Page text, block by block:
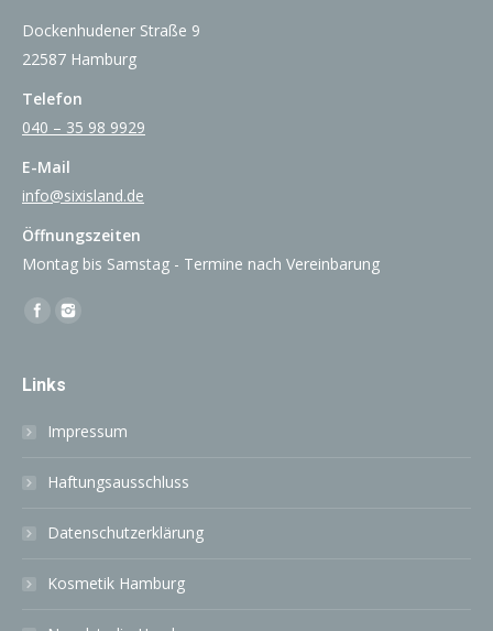
Dockenhudener Straße 9
22587 Hamburg
Telefon
040 – 35 98 9929
E-Mail
info@sixisland.de
Öffnungszeiten
Montag bis Samstag - Termine nach Vereinbarung
Finden Sie uns auf:
FacebookInstagram
Links
Impressum
Haftungsausschluss
Datenschutzerklärung
Kosmetik Hamburg